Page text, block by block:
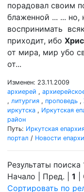
порадовал своим
блаженной ... ... но,
воспринимать
приходит, ибо
от мира, мир убо
от...
Изменен: 23.11.2009
архиерей ,
, литургия , проповедь ,
иркутска , Иркутская
район
Путь: Иркутская
портал / Новости
Результаты поиска
Начало | Пред. | 1
Сортировать по